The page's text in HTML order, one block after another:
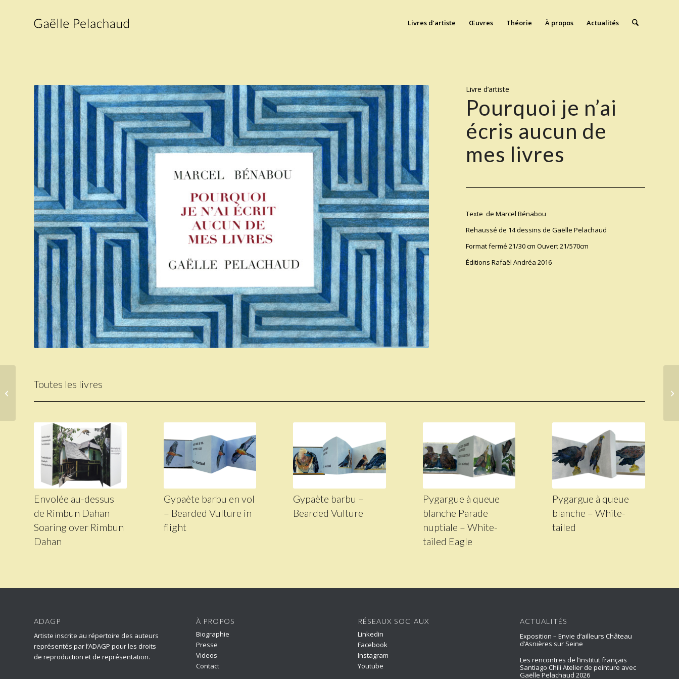
Livres d’artiste Œuvres Théorie À propos Actualités
Livre d’artiste
Pourquoi je n’ai
écris aucun de
mes livres
Texte de Marcel Bénabou
Rehaussé de 14 dessins de Gaëlle Pelachaud
Format fermé 21/30 cm Ouvert 21/570cm
Éditions Rafaël Andréa 2016
Toutes les livres
Envolée au-dessus
de Rimbun Dahan
Soaring over Rimbun
Dahan
Gypaète barbu en vol
– Bearded Vulture in
flight
Gypaète barbu –
Bearded Vulture
Pygargue à queue
blanche Parade
nuptiale – White-
tailed Eagle
Pygargue à queue
blanche – White-
tailed
ADAGP
Artiste inscrite au répertoire des auteurs
représentés par l’ADAGP pour les droits
de reproduction et de représentation.
À PROPOS
Biographie
Presse
Videos
Contact
RÉSEAUX SOCIAUX
Linkedin
Facebook
Instagram
Youtube
ACTUALITÉS
Exposition – Envie d’ailleurs Château
d’Asnières sur Seine
Les rencontres de l’institut français
Santiago Chili Atelier de peinture avec
Gaëlle Pelachaud 2026
nouvelles créations et
autres usages de